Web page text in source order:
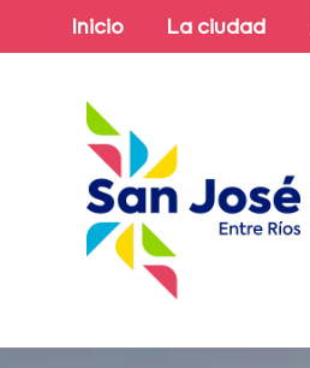
Inicio La ciudad